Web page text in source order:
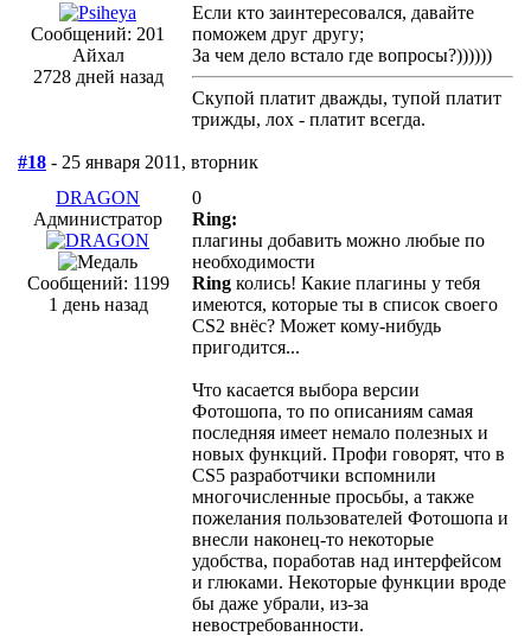
Сообщений: 201
Айхал
2728 дней назад
Если кто заинтересовался, давайте
поможем друг другу;
За чем дело встало где вопросы?))))))
Скупой платит дважды, тупой платит
трижды, лох - платит всегда.
#18 - 25 января 2011, вторник
DRAGON
Администратор
Сообщений: 1199
1 день назад
0
Ring:
плагины добавить можно любые по
необходимости
Ring колись! Какие плагины у тебя
имеются, которые ты в список своего
CS2 внёс? Может кому-нибудь
пригодится...
Что касается выбора версии
Фотошопа, то по описаниям самая
последняя имеет немало полезных и
новых функций. Профи говорят, что в
CS5 разработчики вспомнили
многочисленные просьбы, а также
пожелания пользователей Фотошопа и
внесли наконец-то некоторые
удобства, поработав над интерфейсом
и глюками. Некоторые функции вроде
бы даже убрали, из-за
невостребованности.